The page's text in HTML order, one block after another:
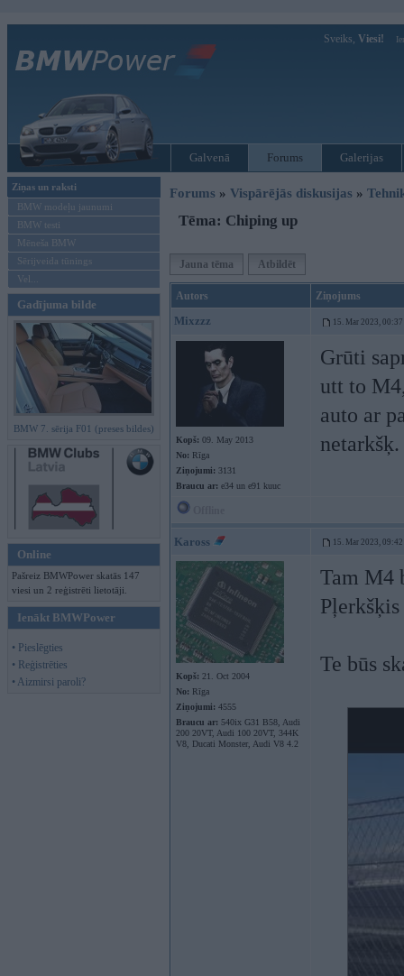
Sveiks, Viesi!
Galvenā Forums Galerijas
Ziņas un raksti
BMW modeļu jaunumi
BMW testi
Mēneša BMW
Sērijveida tūnings
Vel...
Gadījuma bilde
BMW 7. sērija F01 (preses bildes)
Online
Pašreiz BMWPower skatās 147
viesi un 2 reģistrēti lietotāji.
Ienākt BMWPower
• Pieslēgties
• Reģistrēties
• Aizmirsi paroli?
Forums » Vispārējās diskusijas »
Tēma: Chiping up
Jauna tēma Atbildēt
Autors Ziņojums
Mixzzz 15. Mar 2023, 00:37
Kopš: 09. May 2013
No: Rīga
Ziņojumi: 3131
Braucu ar: e34 un e91 kuuc
Grūti
utt to
auto ar
netarkšķ.
Kaross 15. Mar 2023, 09:42
Kopš: 21. Oct 2004
No: Rīga
Ziņojumi: 4555
Braucu ar: 540ix G31 B58, Audi
200 20VT, Audi 100 20VT, 344K
V8, Ducati Monster, Audi V8 4.2
Tam M4
Te būs